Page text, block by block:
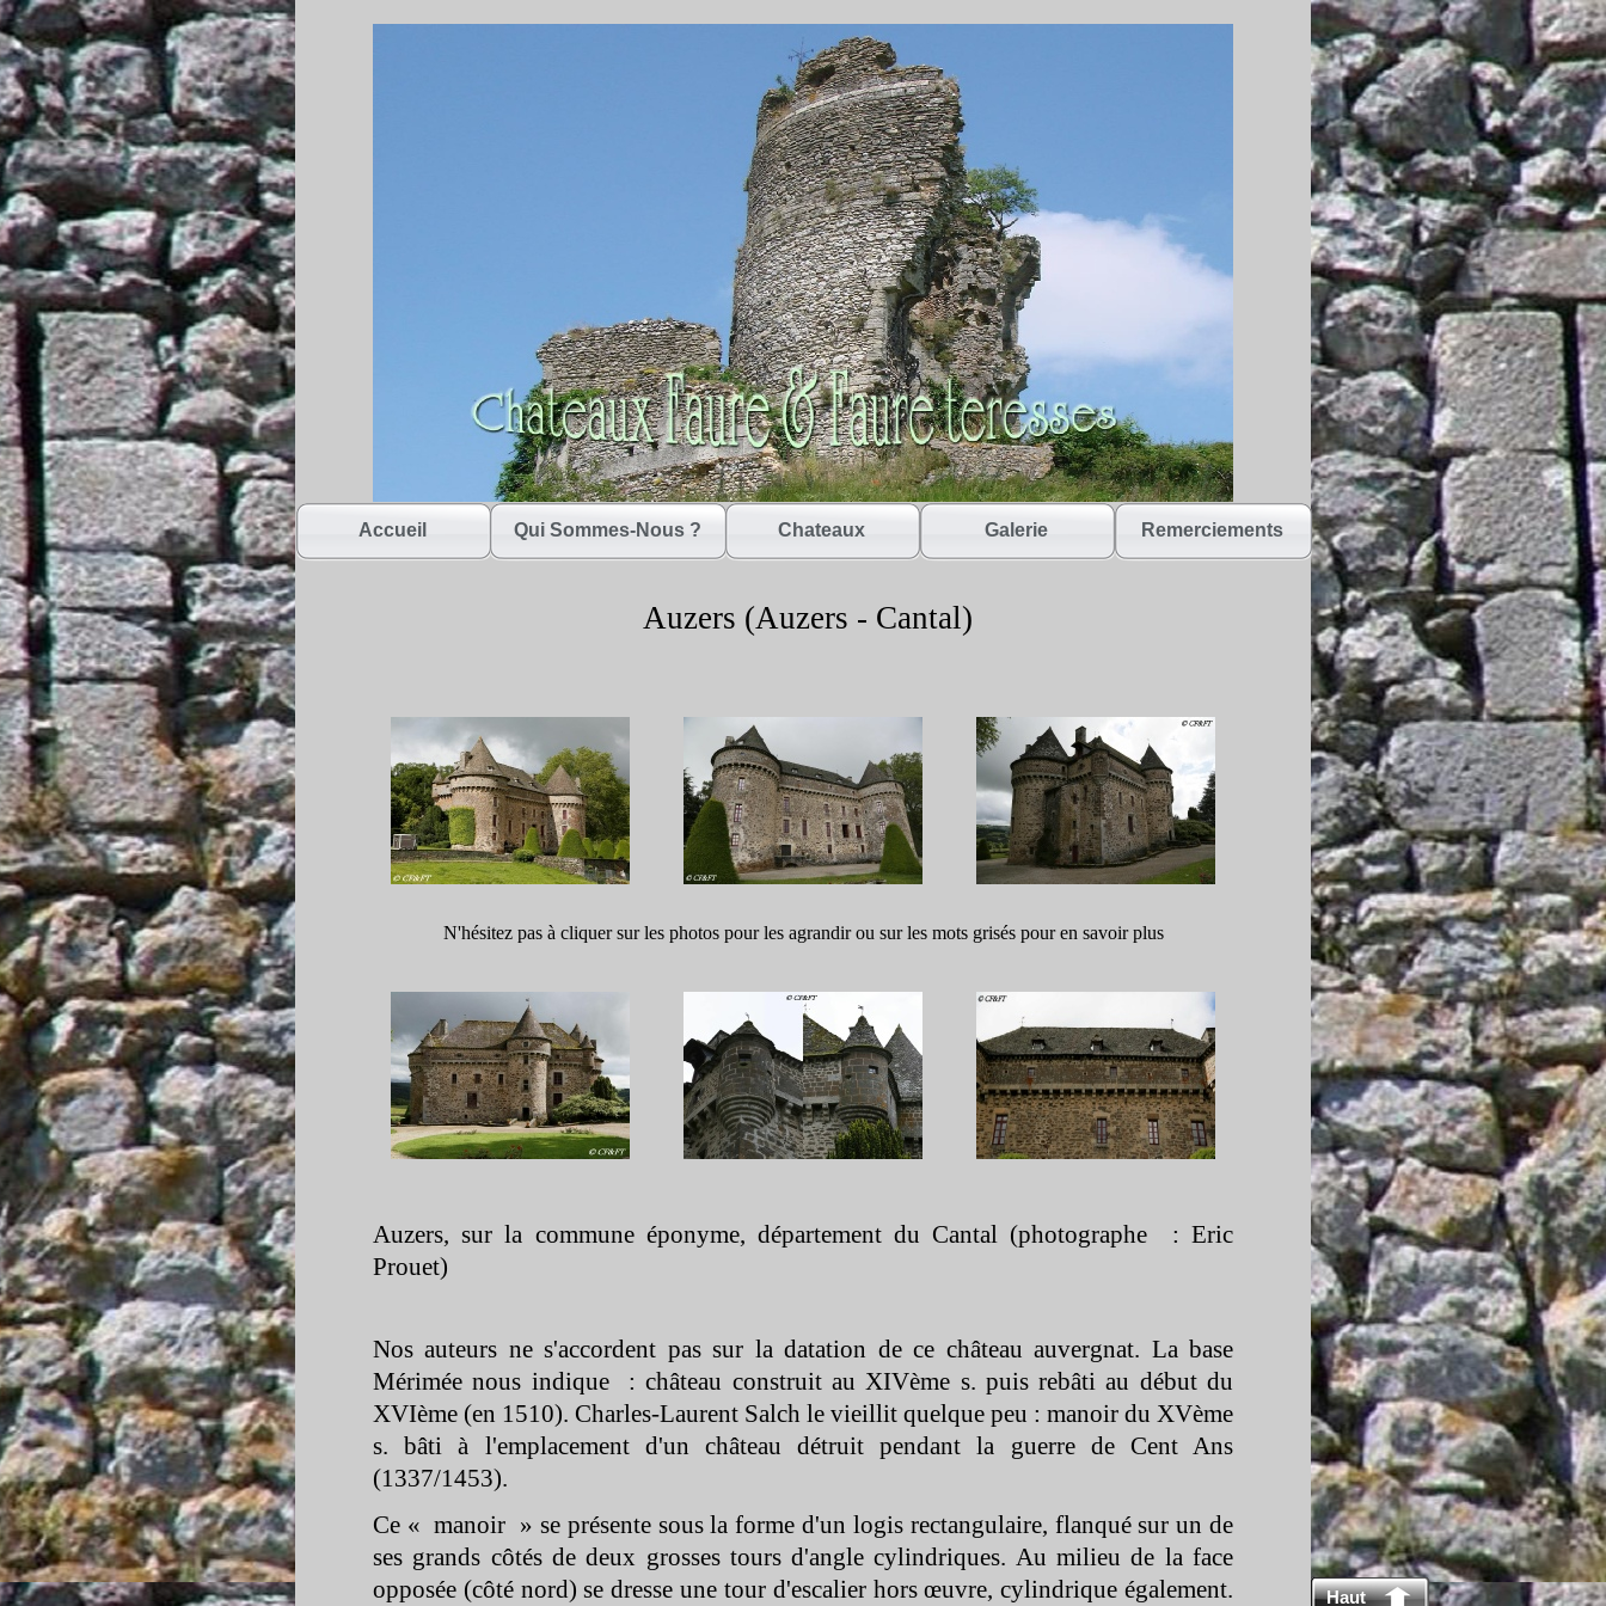
Accueil Qui Sommes-Nous ? Chateaux Galerie Remerciements
Auzers (Auzers - Cantal)
Haut
N'hésitez pas à cliquer sur les photos pour les agrandir ou sur les mots grisés pour en savoir plus
Auzers, sur la commune éponyme, département du Cantal (photographe : Eric
Prouet)
Nos auteurs ne s'accordent pas sur la datation de ce château auvergnat. La base
Mérimée nous indique : château construit au XIVème s. puis rebâti au début du
XVIème (en 1510). Charles-Laurent Salch le vieillit quelque peu : manoir du XVème
s. bâti à l'emplacement d'un château détruit pendant la guerre de Cent Ans
(1337/1453).
Ce « manoir » se présente sous la forme d'un logis rectangulaire, flanqué sur un de
ses grands côtés de deux grosses tours d'angle cylindriques. Au milieu de la face
opposée (côté nord) se dresse une tour d'escalier hors œuvre, cylindrique également.